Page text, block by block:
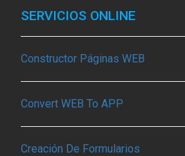
SERVICIOS ONLINE
Constructor Páginas WEB
Convert WEB To APP
Creación De Formularios